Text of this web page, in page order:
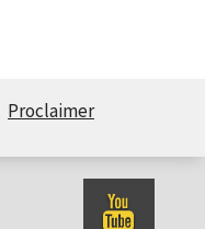
Proclaimer